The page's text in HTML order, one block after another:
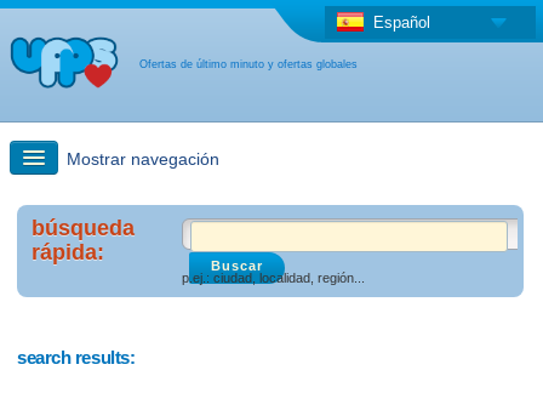
Ofertas de último minuto y ofertas globales
Español
Mostrar navegación
búsqueda rápida
Viajes: Búsqueda en el mapa
Oferta de última hora + Oferta global
búsqueda
rápida:
p.ej.: ciudad, localidad, región...
search results: